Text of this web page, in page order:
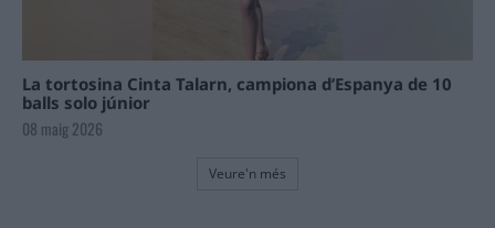
La tortosina Cinta Talarn, campiona d’Espanya de 10
balls solo júnior
08 maig 2026
Veure'n més